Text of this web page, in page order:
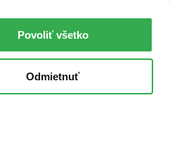
Povoliť všetko
Odmietnuť